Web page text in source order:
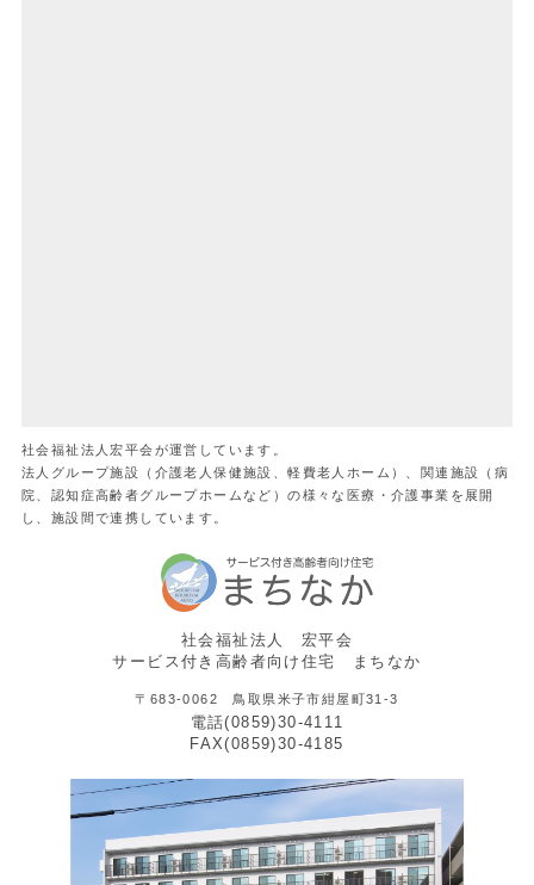
社会福祉法人宏平会が運営しています。
法人グループ施設（介護老人保健施設、軽費老人ホーム）、関連施設（病
院、認知症高齢者グループホームなど）の様々な医療・介護事業を展開
し、施設間で連携しています。
社会福祉法人 宏平会
サービス付き高齢者向け住宅 まちなか
〒683-0062 鳥取県米子市紺屋町31-3
電話(0859)30-4111
FAX(0859)30-4185